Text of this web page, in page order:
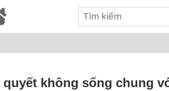
quyết không sống chung